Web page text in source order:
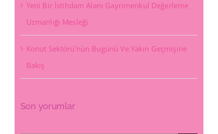
Yeni Bir İstihdam Alanı Gayrimenkul Değerleme
Uzmanlığı Mesleği
Konut Sektörü’nün Bugünü Ve Yakın Geçmişine
Bakış
Son yorumlar